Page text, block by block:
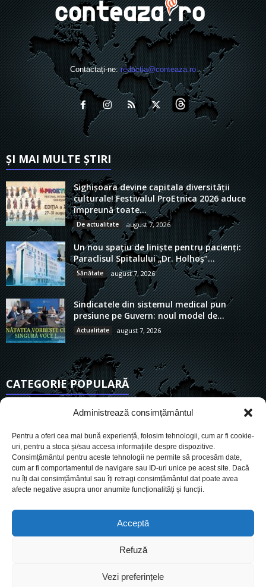
Administrează consimțământul
Pentru a oferi cea mai bună experiență, folosim tehnologii, cum ar fi cookie-
uri, pentru a stoca și/sau accesa informațiile despre dispozitive.
Consimțământul pentru aceste tehnologii ne permite să procesăm date,
cum ar fi comportamentul de navigare sau ID-uri unice pe acest site. Dacă
nu îți dai consimțământul sau îți retragi consimțământul dat poate avea
afecte negative asupra unor anumite funcționalități și funcții.
Acceptă
Refuză
Vezi preferințele
Contactați-ne:redactia@conteaza.ro
ȘI MAI MULTE ȘTIRI
Sighișoara devine capitala diversității
culturale! Festivalul ProEtnica 2026 aduce
împreună toate...
De actualitate august 7, 2026
Un nou spațiu de liniște pentru pacienți:
Paraclisul Spitalului „Dr. Holhoș”...
Sănătate august 7, 2026
Sindicatele din sistemul medical pun
presiune pe Guvern: noul model de...
Actualitate august 7, 2026
CATEGORIE POPULARĂ
6911
Social
Politic
Economie
561
Despre Noi Termeni si conditii